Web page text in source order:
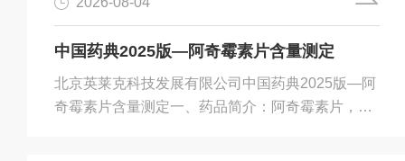
中国药典2025版—阿奇霉素片含量测定
北京英莱克科技发展有限公司中国药典2025版—阿
奇霉素片含量测定一、药品简介：阿奇霉素片，大